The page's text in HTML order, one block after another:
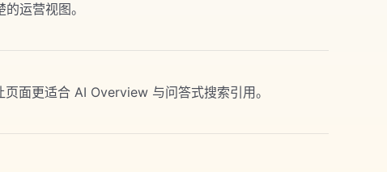
运营视图。
面更适合 AI Overview 与问答式搜索引用。